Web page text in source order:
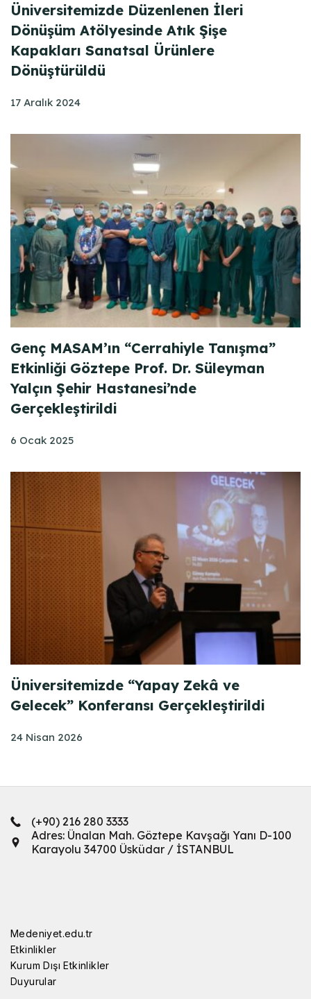
Üniversitemizde Düzenlenen İleri
Dönüşüm Atölyesinde Atık Şişe
Kapakları Sanatsal Ürünlere
Dönüştürüldü
17 Aralık 2024
Genç MASAM’ın “Cerrahiyle Tanışma”
Etkinliği Göztepe Prof. Dr. Süleyman
Yalçın Şehir Hastanesi’nde
Gerçekleştirildi
6 Ocak 2025
Üniversitemizde “Yapay Zekâ ve
Gelecek” Konferansı Gerçekleştirildi
24 Nisan 2026
(+90) 216 280 3333
Adres: Ünalan Mah. Göztepe Kavşağı Yanı D-100
Karayolu 34700 Üsküdar / İSTANBUL
Medeniyet.edu.tr
Etkinlikler
Kurum Dışı Etkinlikler
Duyurular